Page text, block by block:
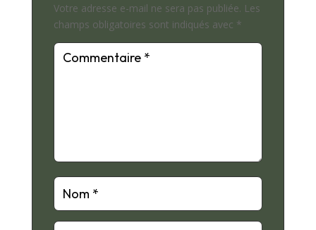
Votre adresse e-mail ne sera pas publiée. Les
champs obligatoires sont indiqués avec *